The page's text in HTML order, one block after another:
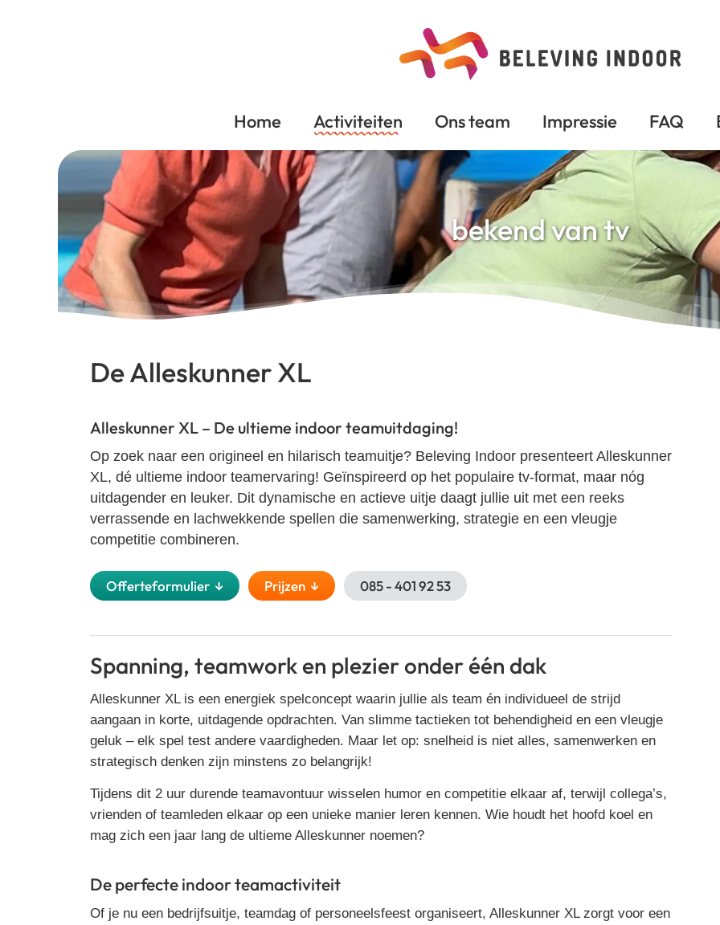
Home Activiteiten Ons team Impressie FAQ
bekend van tv
De Alleskunner XL
Alleskunner XL – De ultieme indoor teamuitdaging!
Op zoek naar een origineel en hilarisch teamuitje? Beleving Indoor presenteert Alleskunner
XL, dé ultieme indoor teamervaring! Geïnspireerd op het populaire tv-format, maar nóg
uitdagender en leuker. Dit dynamische en actieve uitje daagt jullie uit met een reeks
verrassende en lachwekkende spellen die samenwerking, strategie en een vleugje
competitie combineren.
Offerteformulier ↓ Prijzen ↓ 085 - 401 92 53
Spanning, teamwork en plezier onder één dak
Alleskunner XL is een energiek spelconcept waarin jullie als team én individueel de strijd
aangaan in korte, uitdagende opdrachten. Van slimme tactieken tot behendigheid en een vleugje
geluk – elk spel test andere vaardigheden. Maar let op: snelheid is niet alles, samenwerken en
strategisch denken zijn minstens zo belangrijk!
Tijdens dit 2 uur durende teamavontuur wisselen humor en competitie elkaar af, terwijl collega’s,
vrienden of teamleden elkaar op een unieke manier leren kennen. Wie houdt het hoofd koel en
mag zich een jaar lang de ultieme Alleskunner noemen?
De perfecte indoor teamactiviteit
Of je nu een bedrijfsuitje, teamdag of personeelsfeest organiseert, Alleskunner XL zorgt voor een